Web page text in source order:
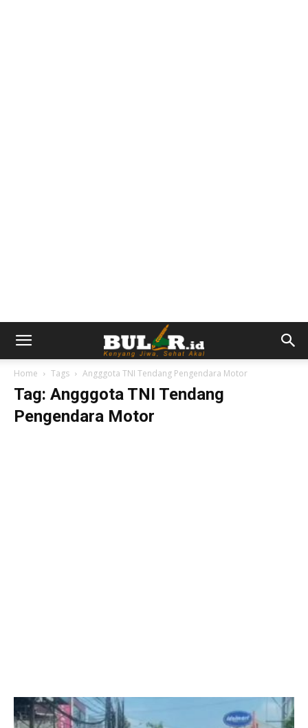
Home Tags Angggota TNI Tendang Pengendara Motor
Tag: Angggota TNI Tendang
Pengendara Motor